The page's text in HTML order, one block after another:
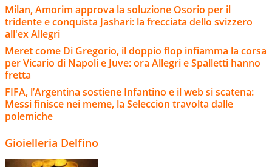
Milan, Amorim approva la soluzione Osorio per il
tridente e conquista Jashari: la frecciata dello svizzero
all'ex Allegri
Meret come Di Gregorio, il doppio flop infiamma la corsa
per Vicario di Napoli e Juve: ora Allegri e Spalletti hanno
fretta
FIFA, l’Argentina sostiene Infantino e il web si scatena:
Messi finisce nei meme, la Seleccion travolta dalle
polemiche
Gioielleria Delfino